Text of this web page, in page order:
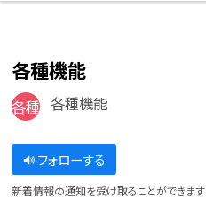
各種機能
各種 各種機能
フォローする
新着情報の通知を受け取ることができます